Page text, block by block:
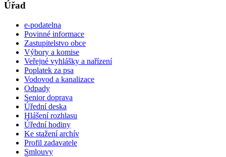
Úřad
e-podatelna
Povinné informace
Zastupitelstvo obce
Výbory a komise
Veřejné vyhlášky a nařízení
Poplatek za psa
Vodovod a kanalizace
Odpady
Senior doprava
Úřední deska
Hlášení rozhlasu
Úřední hodiny
Ke stažení archív
Profil zadavatele
Smlouvy